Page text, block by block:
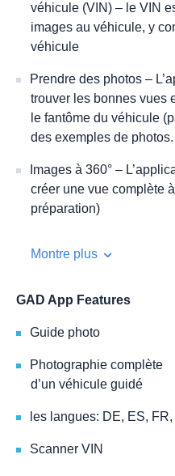
véhicule (VIN) – le VIN
images au véhicule, y
véhicule
Prendre des photos –
trouver les bonnes vues
le fantôme du véhicule
des exemples de photos.
Images à 360° –
créer une vue complète
préparation)
Montre plus
GAD App Features
Guide photo
Photographie complète
d’un véhicule guidé
les langues: DE, ES, FR,
Scanner VIN